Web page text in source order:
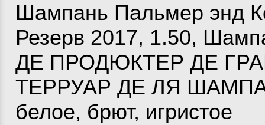
Шампань Пальмер энд
Резерв 2017, 1.50,
ДЕ ПРОДЮКТЕР ДЕ
ТЕРРУАР ДЕ ЛЯ
белое, брют, игристое